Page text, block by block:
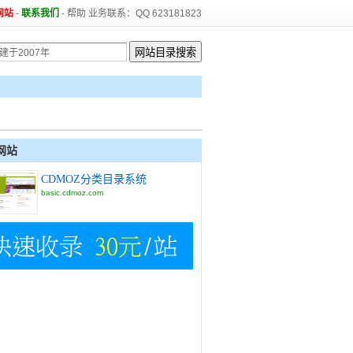
站 - 联系我们 - 帮助 业务联系：QQ 623181823
站
CDMOZ分类目录系统
basic.cdmoz.com